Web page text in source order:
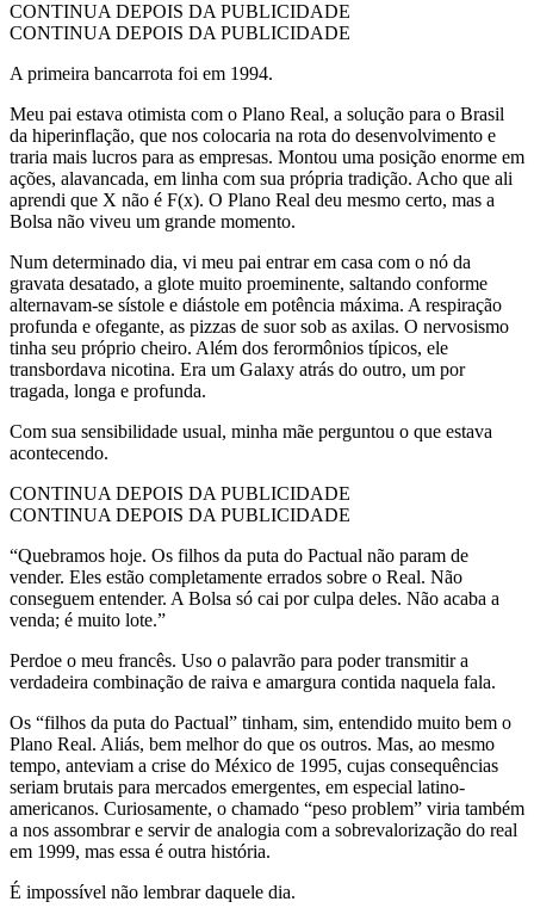
CONTINUA DEPOIS DA PUBLICIDADE
CONTINUA DEPOIS DA PUBLICIDADE
A primeira bancarrota foi em 1994.
Meu pai estava otimista com o Plano Real, a solução para o Brasil
da hiperinflação, que nos colocaria na rota do desenvolvimento e
traria mais lucros para as empresas. Montou uma posição enorme em
ações, alavancada, em linha com sua própria tradição. Acho que ali
aprendi que X não é F(x). O Plano Real deu mesmo certo, mas a
Bolsa não viveu um grande momento.
Num determinado dia, vi meu pai entrar em casa com o nó da
gravata desatado, a glote muito proeminente, saltando conforme
alternavam-se sístole e diástole em potência máxima. A respiração
profunda e ofegante, as pizzas de suor sob as axilas. O nervosismo
tinha seu próprio cheiro. Além dos ferormônios típicos, ele
transbordava nicotina. Era um Galaxy atrás do outro, um por
tragada, longa e profunda.
Com sua sensibilidade usual, minha mãe perguntou o que estava
acontecendo.
CONTINUA DEPOIS DA PUBLICIDADE
CONTINUA DEPOIS DA PUBLICIDADE
“Quebramos hoje. Os filhos da puta do Pactual não param de
vender. Eles estão completamente errados sobre o Real. Não
conseguem entender. A Bolsa só cai por culpa deles. Não acaba a
venda; é muito lote.”
Perdoe o meu francês. Uso o palavrão para poder transmitir a
verdadeira combinação de raiva e amargura contida naquela fala.
Os “filhos da puta do Pactual” tinham, sim, entendido muito bem o
Plano Real. Aliás, bem melhor do que os outros. Mas, ao mesmo
tempo, anteviam a crise do México de 1995, cujas consequências
seriam brutais para mercados emergentes, em especial latino-
americanos. Curiosamente, o chamado “peso problem” viria também
a nos assombrar e servir de analogia com a sobrevalorização do real
em 1999, mas essa é outra história.
É impossível não lembrar daquele dia.